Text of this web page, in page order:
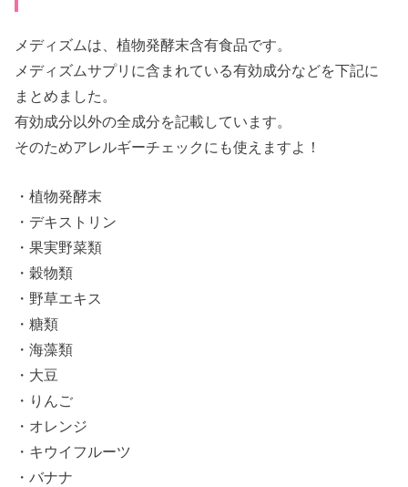
メディズムは、植物発酵末含有食品です。
メディズムサプリに含まれている有効成分などを下記に
まとめました。
有効成分以外の全成分を記載しています。
そのためアレルギーチェックにも使えますよ！
・植物発酵末
・デキストリン
・果実野菜類
・穀物類
・野草エキス
・糖類
・海藻類
・大豆
・りんご
・オレンジ
・キウイフルーツ
・バナナ